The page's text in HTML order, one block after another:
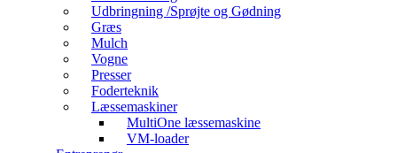
Udbringning /Sprøjte og Gødning
Græs
Mulch
Vogne
Presser
Foderteknik
Læssemaskiner
MultiOne læssemaskine
VM-loader